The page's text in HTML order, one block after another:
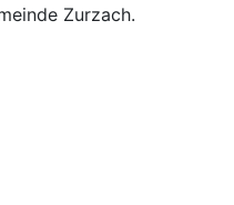
Zurzach.